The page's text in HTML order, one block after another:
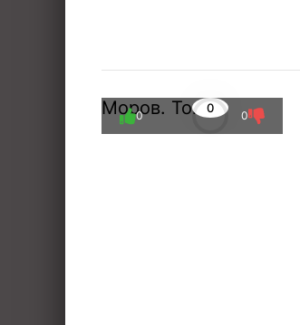
Моров. Том 5
0
0 0